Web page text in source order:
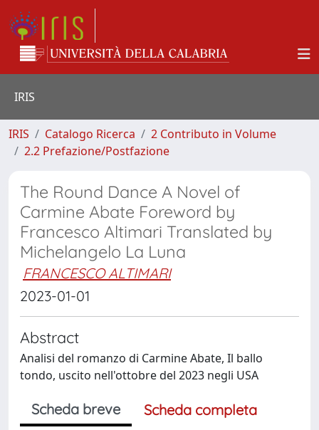
IRIS
IRIS Catalogo Ricerca
2 Contributo in Volume
2.2 Prefazione/Postfazione
The Round Dance A Novel of
Carmine Abate Foreword by
Francesco Altimari Translated by
Michelangelo La Luna
FRANCESCO ALTIMARI
2023-01-01
Abstract
Analisi del romanzo di Carmine Abate, Il ballo
tondo, uscito nell'ottobre del 2023 negli USA
Scheda breve
Scheda completa